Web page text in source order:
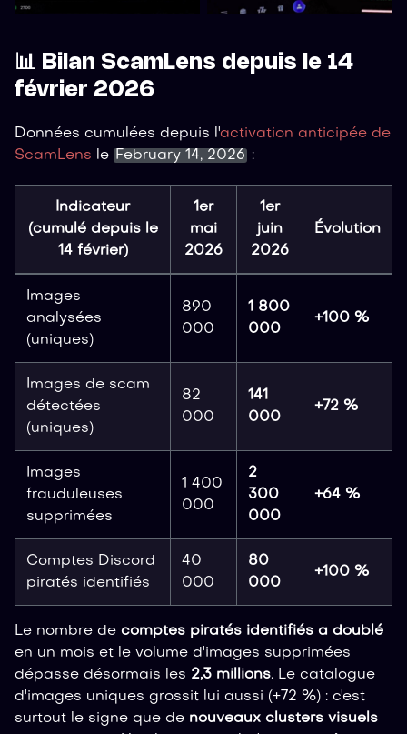
📊 Bilan ScamLens depuis le 14
février 2026
Données cumulées depuis l'activation anticipée de
ScamLens le February 14, 2026 :
Indicateur
(cumulé depuis le
14 février)
1er
mai
2026
1er
juin
2026
Évolution
Images
analysées
(uniques)
890
000
1 800
000
+100 %
Images de scam
détectées
(uniques)
82
000
141
000
+72 %
Images
frauduleuses
supprimées
1 400
000
2
300
000
+64 %
Comptes Discord
piratés identifiés
40
000
80
000
+100 %
Le nombre de comptes piratés identifiés a doublé
en un mois et le volume d'images supprimées
dépasse désormais les 2,3 millions. Le catalogue
d'images uniques grossit lui aussi (+72 %) : c'est
surtout le signe que de nouveaux clusters visuels